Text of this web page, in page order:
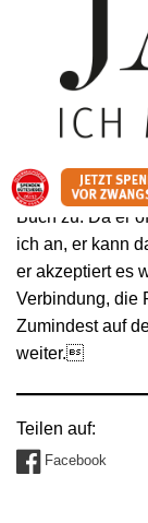
Niedergang
Darf man das?
nicht, ob ich es
Fall allerdings
folgerichtig. Es
beiden als
einander
Buch zu. Da er
ich an, er kann
er akzeptiert es
Verbindung, die
Zumindest auf
weiter.
Teilen auf:
Facebook